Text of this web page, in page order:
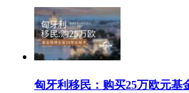
匈牙利移民：购买25万欧元基